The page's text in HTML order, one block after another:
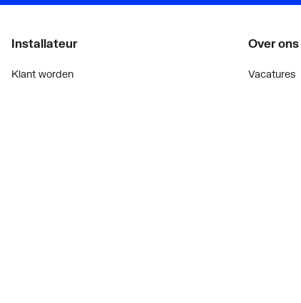
Installateur
Klant worden
Over ons
Vacatures